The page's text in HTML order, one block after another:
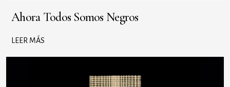
Ahora Todos Somos Negros
LEER MÁS